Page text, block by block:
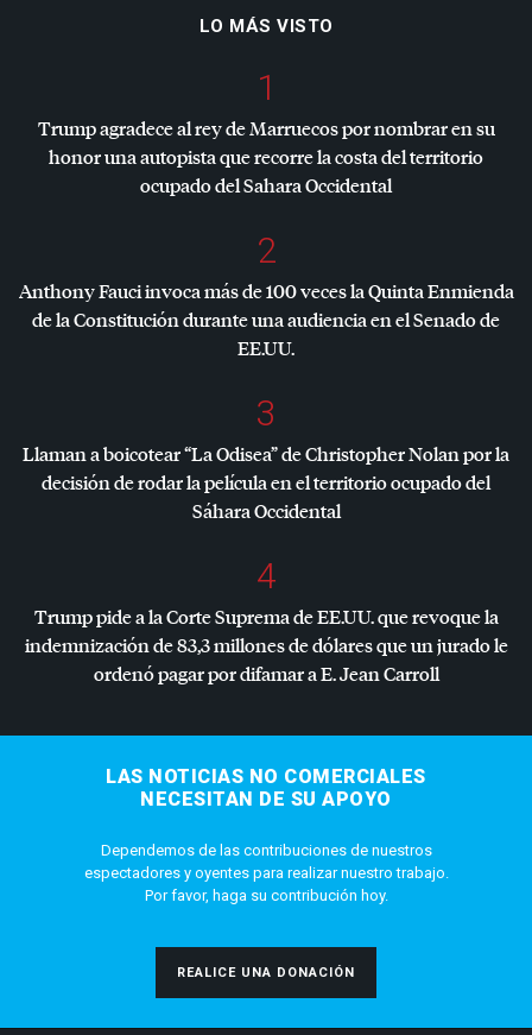
LO MÁS VISTO
1
Trump agradece al rey de Marruecos por nombrar en su
honor una autopista que recorre la costa del territorio
ocupado del Sahara Occidental
2
Anthony Fauci invoca más de 100 veces la Quinta Enmienda
de la Constitución durante una audiencia en el Senado de
EE.UU.
3
Llaman a boicotear “La Odisea” de Christopher Nolan por la
decisión de rodar la película en el territorio ocupado del
Sáhara Occidental
4
Trump pide a la Corte Suprema de EE.UU. que revoque la
indemnización de 83,3 millones de dólares que un jurado le
ordenó pagar por difamar a E. Jean Carroll
LAS NOTICIAS NO COMERCIALES
NECESITAN DE SU APOYO
Dependemos de las contribuciones de nuestros
espectadores y oyentes para realizar nuestro trabajo.
Por favor, haga su contribución hoy.
REALICE UNA DONACIÓN